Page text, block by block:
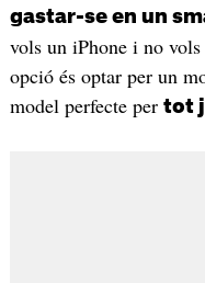
gastar-se en un
vols un iPhone i no
opció és optar per un
model perfecte per tot